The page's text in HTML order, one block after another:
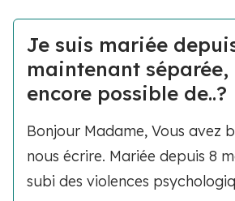
Je suis mariée
maintenant séparée,
encore possible de..?
Bonjour Madame, Vous avez
nous écrire. Mariée depuis 8
subi des violences